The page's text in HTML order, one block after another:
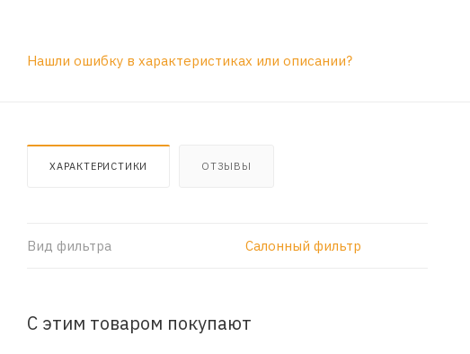
Нашли ошибку в характеристиках или описании?
ХАРАКТЕРИСТИКИ ОТЗЫВЫ
Вид фильтра Салонный фильтр
С этим товаром покупают